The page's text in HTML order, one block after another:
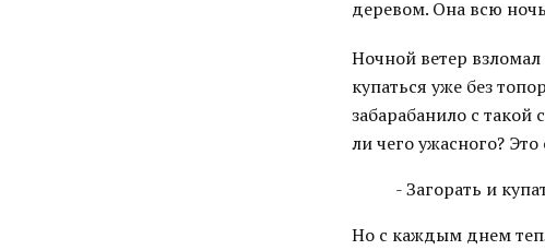
деревом. Она всю
Ночной ветер
купаться уже без
забарабанило с
ли чего ужасного?
- Загорать и
Но с каждым днем